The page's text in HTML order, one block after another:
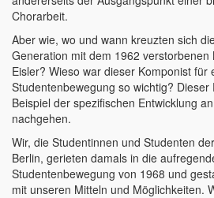
Chorarbeit.
Aber wie, wo und wann kreuzten sich
Generation mit dem 1962 verstorbenen
Eisler? Wieso war dieser Komponist für
Studentenbewegung so wichtig?
Beispiel der spezifischen Entwicklung
nachgehen.
Wir, die Studentinnen und Studenten
Berlin, gerieten damals in die
Studentenbewegung von 1968 und
mit unseren Mitteln und Möglichkeiten.